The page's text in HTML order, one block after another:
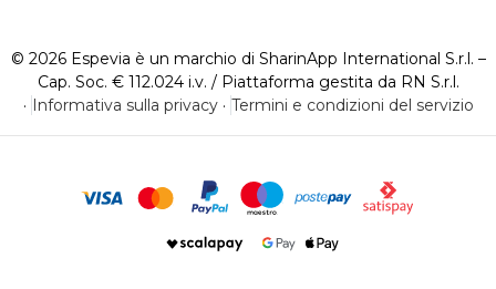
© 2026 Espevia è un marchio di SharinApp International S.r.l. –
Cap. Soc. € 112.024 i.v. / Piattaforma gestita da RN S.r.l.
· Informativa sulla privacy· Termini e condizioni del servizio